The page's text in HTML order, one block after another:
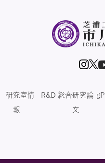
研究室情
報
R&D 総合研究論
文